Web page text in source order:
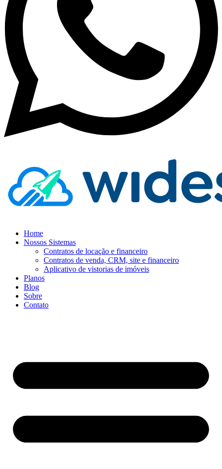
Home
Nossos Sistemas
Contratos de locação e financeiro
Contratos de venda, CRM, site e financeiro
Aplicativo de vistorias de imóveis
Planos
Blog
Sobre
Contato